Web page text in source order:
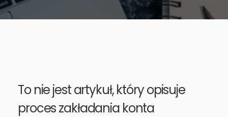
To nie jest artykuł, który opisuje
proces zakładania konta